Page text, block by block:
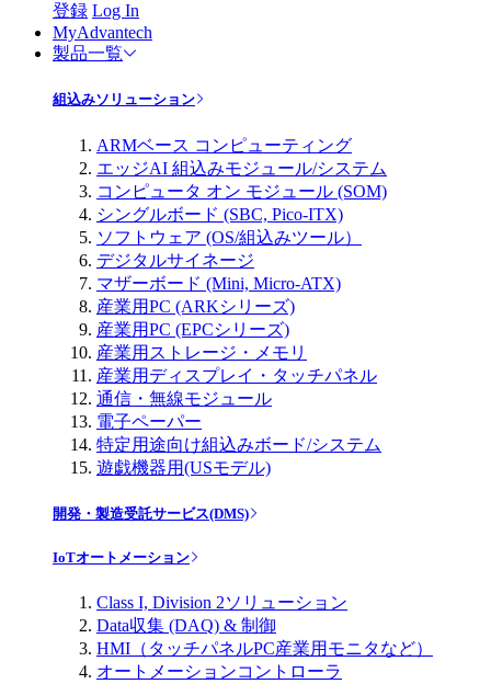
登録 Log In
MyAdvantech
製品一覧
組込みソリューション
ARMベース コンピューティング
エッジAI 組込みモジュール/システム
コンピュータ オン モジュール (SOM)
シングルボード (SBC, Pico-ITX)
ソフトウェア (OS/組込みツール）
デジタルサイネージ
マザーボード (Mini, Micro-ATX)
産業用PC (ARKシリーズ)
産業用PC (EPCシリーズ)
産業用ストレージ・メモリ
産業用ディスプレイ・タッチパネル
通信・無線モジュール
電子ペーパー
特定用途向け組込みボード/システム
遊戯機器用(USモデル)
開発・製造受託サービス(DMS)
IoTオートメーション
Class I, Division 2ソリューション
Data収集 (DAQ) & 制御
HMI（タッチパネルPC産業用モニタなど）
オートメーションコントローラ